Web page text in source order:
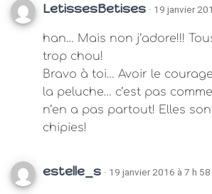
LetissesBetises · 19 janvier
han… Mais non j’adore!!!
trop chou!
Bravo à toi… Avoir le
la peluche… c’est pas
n’en a pas partout! Elles
chipies!
estelle_s · 19 janvier 2016 à 7 h 58